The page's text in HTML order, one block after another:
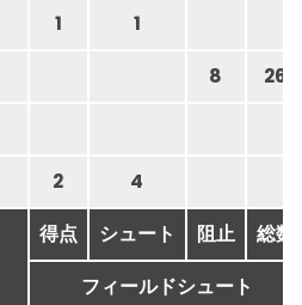
1 1
8 26
2 4
得点 シュート 阻止 総数
フィールドシュート